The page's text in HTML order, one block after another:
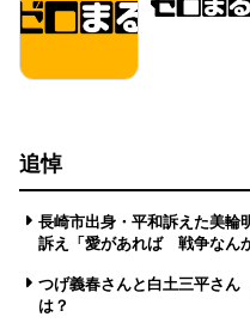
追悼
長崎市出身・平和訴えた美
訴え「愛があれば 戦争なん
つげ義春さんと白土三平さ
は？